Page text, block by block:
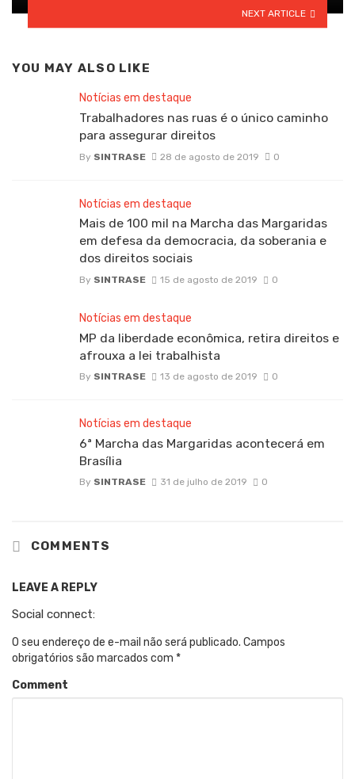
NEXT ARTICLE
YOU MAY ALSO LIKE
Notícias em destaque
Trabalhadores nas ruas é o único caminho
para assegurar direitos
By SINTRASE 28 de agosto de 2019 0
Notícias em destaque
Mais de 100 mil na Marcha das Margaridas
em defesa da democracia, da soberania e
dos direitos sociais
By SINTRASE 15 de agosto de 2019 0
Notícias em destaque
MP da liberdade econômica, retira direitos e
afrouxa a lei trabalhista
By SINTRASE 13 de agosto de 2019 0
Notícias em destaque
6ª Marcha das Margaridas acontecerá em
Brasília
By SINTRASE 31 de julho de 2019 0
COMMENTS
LEAVE A REPLY
Social connect:
O seu endereço de e-mail não será publicado. Campos
obrigatórios são marcados com *
Comment